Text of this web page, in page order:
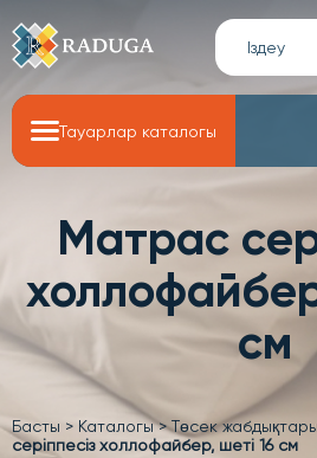
Тауарлар каталогы
Матрас
см
Басты > Каталогы>Төсек жабдықтары
серіппесіз холлофайбер, шеті 16 см